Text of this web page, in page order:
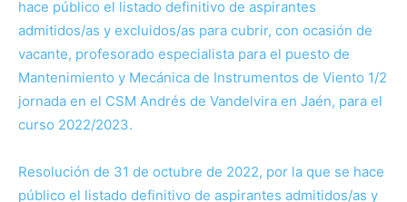
hace público el listado definitivo de aspirantes
admitidos/as y excluidos/as para cubrir, con ocasión de
vacante, profesorado especialista para el puesto de
Mantenimiento y Mecánica de Instrumentos de Viento 1/2
jornada en el CSM Andrés de Vandelvira en Jaén, para el
curso 2022/2023.
Resolución de 31 de octubre de 2022, por la que se hace
público el listado definitivo de aspirantes admitidos/as y